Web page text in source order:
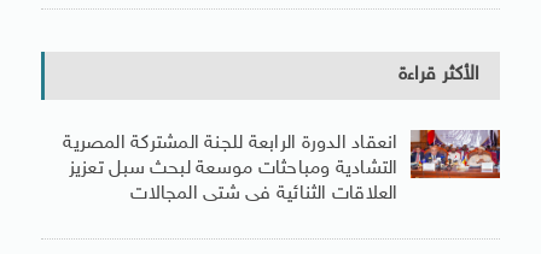
الأكثر قراءة
انعقاد الدورة الرابعة للجنة المشتركة المصرية
التشادية ومباحثات موسعة لبحث سبل تعزيز
العلاقات الثنائية فى شتى المجالات